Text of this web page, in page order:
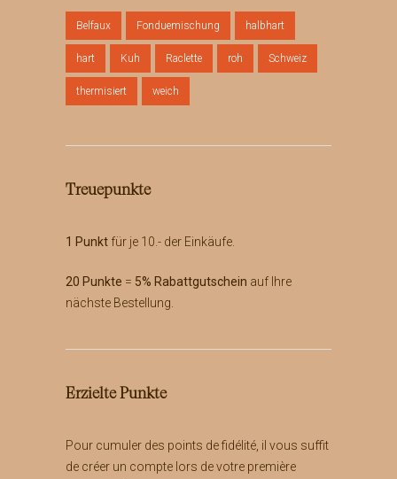
Belfaux Fonduemischung halbhart
hart Kuh Raclette roh Schweiz
thermisiert weich
Treuepunkte
1 Punkt für je 10.- der Einkäufe.
20 Punkte = 5% Rabattgutschein auf Ihre
nächste Bestellung.
Erzielte Punkte
Pour cumuler des points de fidélité, il vous suffit
de créer un compte lors de votre première